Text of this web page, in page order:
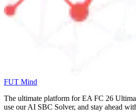
FUT Mind
The ultimate platform for EA FC 26
use our AI SBC Solver, and stay ahead